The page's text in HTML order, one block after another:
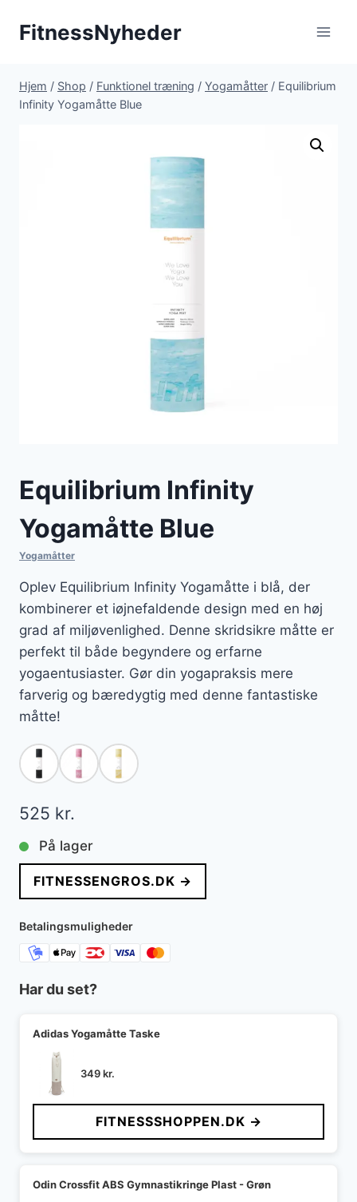
FitnessNyheder
Hjem / Shop / Funktionel træning / Yogamåtter / Equilibrium
Infinity Yogamåtte Blue
Equilibrium Infinity
Yogamåtte Blue
Yogamåtter
Oplev Equilibrium Infinity Yogamåtte i blå, der
kombinerer et iøjnefaldende design med en høj
grad af miljøvenlighed. Denne skridsikre måtte er
perfekt til både begyndere og erfarne
yogaentusiaster. Gør din yogapraksis mere
farverig og bæredygtig med denne fantastiske
måtte!
525 kr.
På lager
FITNESSENGROS.DK →
Betalingsmuligheder
Har du set?
Adidas Yogamåtte Taske
349kr.
FITNESSSHOPPEN.DK →
Odin Crossfit ABS Gymnastikringe Plast - Grøn